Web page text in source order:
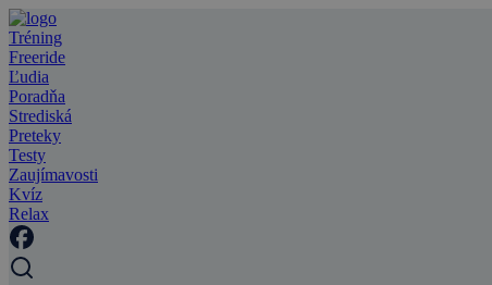
Tréning
Freeride
Ľudia
Poradňa
Strediská
Preteky
Testy
Zaujímavosti
Kvíz
Relax